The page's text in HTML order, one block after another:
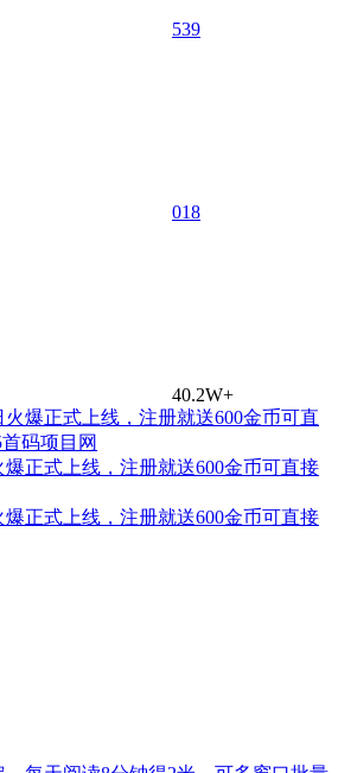
539
018
40.2W+
爆正式上线，注册就送600金币可直接
爆正式上线，注册就送600金币可直接